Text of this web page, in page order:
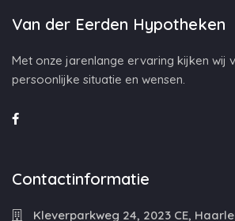
Van der Eerden Hypotheken
Met onze jarenlange ervaring kijken wij
persoonlijke situatie en wensen.
Contactinformatie
Kleverparkweg 24, 2023 CE,